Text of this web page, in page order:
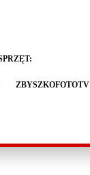
ZBYSZKOFOTOTV